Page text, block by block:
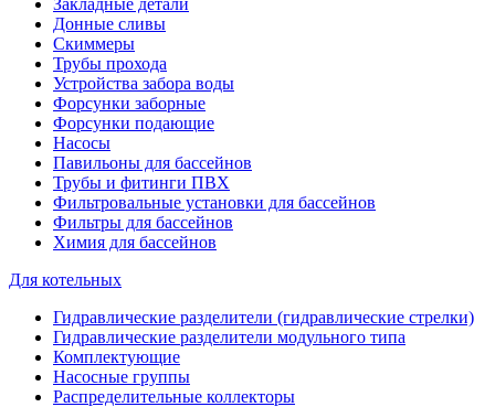
Донные сливы
Скиммеры
Трубы прохода
Устройства забора воды
Форсунки заборные
Форсунки подающие
Насосы
Павильоны для бассейнов
Трубы и фитинги ПВХ
Фильтровальные установки для бассейнов
Фильтры для бассейнов
Химия для бассейнов
Для котельных
Гидравлические разделители (гидравлические стрелки)
Гидравлические разделители модульного типа
Комплектующие
Насосные группы
Распределительные коллекторы